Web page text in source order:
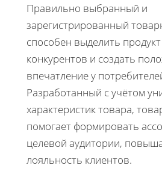
Правильно выбранный и
зарегистрированный
способен выделить
конкурентов и создать
впечатление у
Разработанный с учётом
характеристик товара,
помогает формировать
целевой аудитории,
лояльность клиентов.